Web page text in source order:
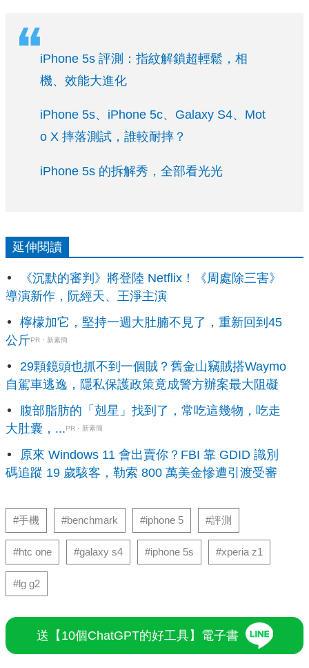
iPhone 5s 評測：指紋解鎖超輕鬆，相
機、效能大進化
iPhone 5s、iPhone 5c、Galaxy S4、Mot
o X 摔落測試，誰較耐摔？
iPhone 5s 的拆解秀，全部看光光
延伸閱讀
《沉默的審判》將登陸 Netflix！《周處除三害》
導演新作，阮經天、王淨主演
檸檬加它，堅持一週大肚腩不見了，重新回到45
公斤PR・新素簡
29顆鏡頭也抓不到一個賊？舊金山竊賊搭Waymo
自駕車逃逸，隱私保護政策竟成警方辦案最大阻礙
腹部脂肪的「剋星」找到了，常吃這幾物，吃走
大肚囊，...PR・新素簡
原來 Windows 11 會出賣你？FBI 靠 GDID 識別
碼追蹤 19 歲駭客，勒索 800 萬美金慘遭引渡受審
#手機 #benchmark #iphone 5 #評測
#htc one #galaxy s4 #iphone 5s #xperia z1
#lg g2
送【10個ChatGPT的好工具】電子書